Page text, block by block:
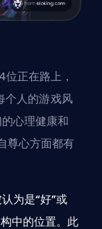
正在路上，
人的游戏风
心理健康和
尊心方面都有
为是“好”或
中的位置。此